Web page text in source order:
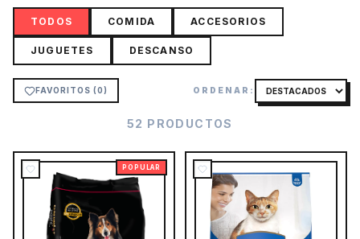
TODOS COMIDA ACCESORIOS
JUGUETES DESCANSO
FAVORITOS (0) ORDENAR:
52 PRODUCTOS
POPULAR